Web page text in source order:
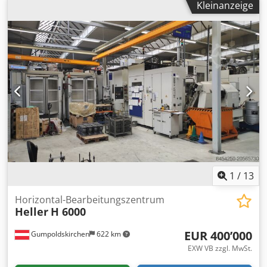
Izjpfx Ag Ssa Serien-Nr.: NS2XXX X-Weg: 1000 mm Y-Weg:
800 mm Z-Weg: 850 mm B-Achse: 360 ° Max.
Werkstückgewicht: 800 kg Max. Werkzeuggewicht: 27 kg
Max. Werkzeuglänge: 545 mm Max.
Werkzeugdurchmesser: Ø 120 mm Max. Werkstückgröße
lxbxh: Ø 1000 x 1000 mm Werkzeugaufnahme: BT - 50
Werkzeugmagazin mit: 60 Stk./pcs. Spindeldrehzahl: 6000
U/min Maschinenlänge: 7000 mm Maschinenbreite: 3500
mm Maschinengewicht ca.: 20,1 t Zusatzinformationen: -
Ausgestattet mit IKZ und Späneförderer - NC - Drehtisch
360.000 * 0,001° Maschine kann nach Abstimmung unter
Strom besichtigt werden.
Kleinanzeige
1 / 13
Gumpoldskirchen 622 km
Horizontal-Bearbeitungszentrum
Heller H 6000
EUR 400’000
EXW VB zzgl. MwSt.